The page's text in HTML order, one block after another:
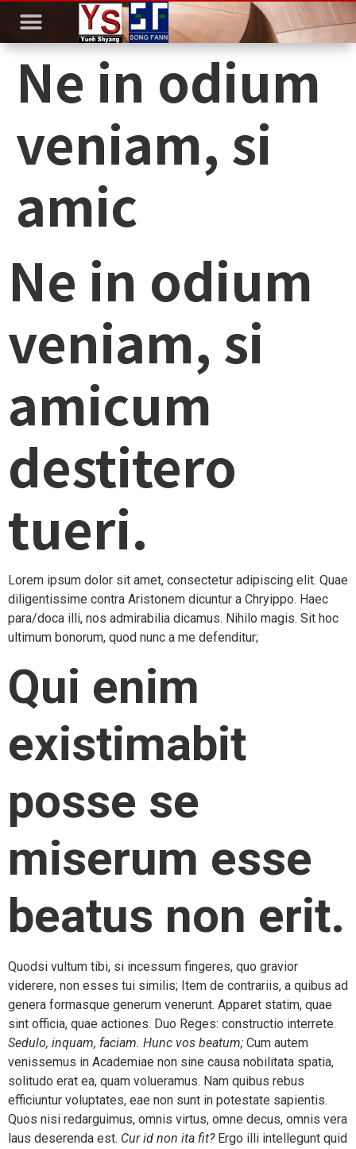
Ne in odium
veniam, si
amic
Ne in odium
veniam, si
amicum
destitero
tueri.
Lorem ipsum dolor sit amet, consectetur adipiscing elit. Quae
diligentissime contra Aristonem dicuntur a Chryippo. Haec
para/doca illi, nos admirabilia dicamus. Nihilo magis. Sit hoc
ultimum bonorum, quod nunc a me defenditur;
Qui enim
existimabit
posse se
miserum esse
beatus non erit.
Quodsi vultum tibi, si incessum fingeres, quo gravior
viderere, non esses tui similis; Item de contrariis, a quibus ad
genera formasque generum venerunt. Apparet statim, quae
sint officia, quae actiones. Duo Reges: constructio interrete.
Sedulo, inquam, faciam. Hunc vos beatum; Cum autem
venissemus in Academiae non sine causa nobilitata spatia,
solitudo erat ea, quam volueramus. Nam quibus rebus
efficiuntur voluptates, eae non sunt in potestate sapientis.
Quos nisi redarguimus, omnis virtus, omne decus, omnis vera
laus deserenda est. Cur id non ita fit?Ergo illi intellegunt quid